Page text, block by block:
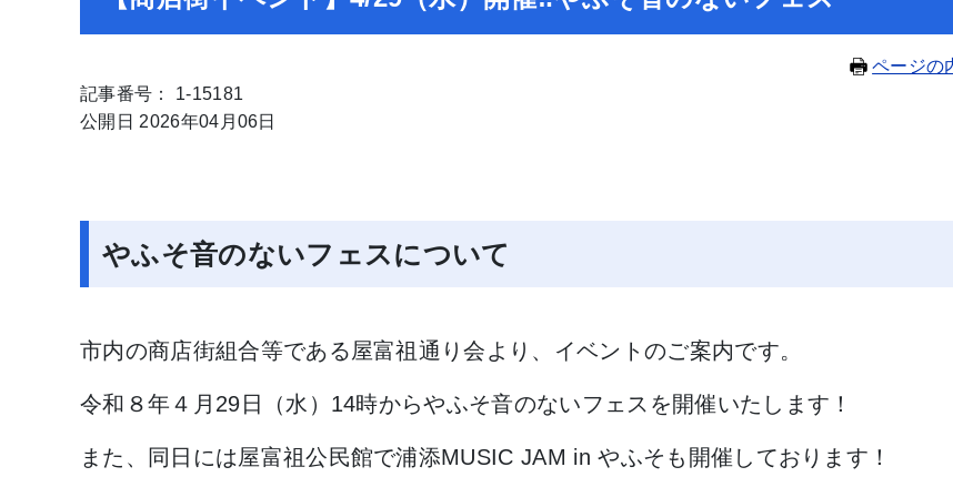
ページの
記事番号： 1-15181
公開日 2026年04月06日
やふそ音のないフェスについて
市内の商店街組合等である屋富祖通り会より、イベントのご案内です。
令和８年４月29日（水）14時からやふそ音のないフェスを開催いたします！
また、同日には屋富祖公民館で浦添MUSIC JAM in やふそも開催しております！